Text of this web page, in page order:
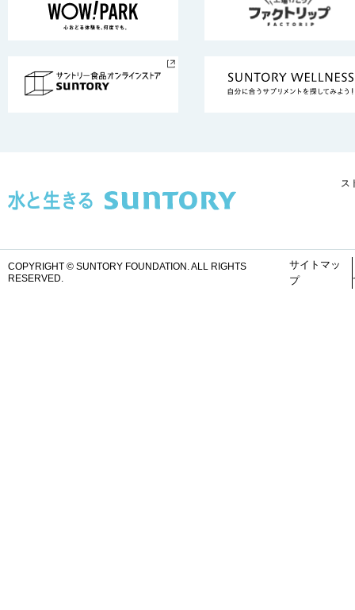
ス
COPYRIGHT © SUNTORY FOUNDATION.ALL RIGHTS
RESERVED.
サイトマッ
プ